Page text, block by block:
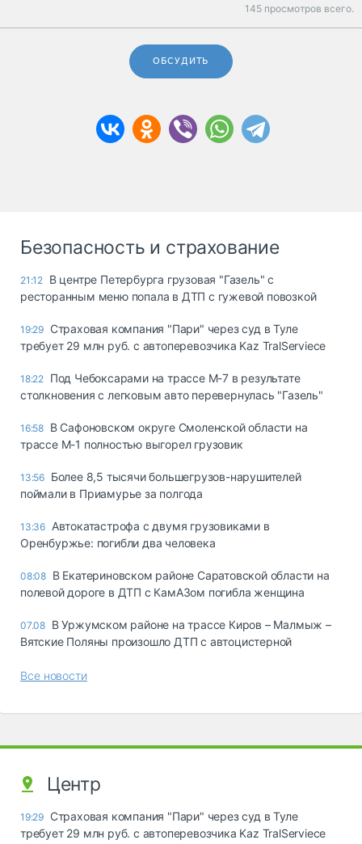
145 просмотров всего.
ОБСУДИТЬ
Безопасность и страхование
21:12 В центре Петербурга грузовая "Газель" с
ресторанным меню попала в ДТП с гужевой повозкой
19:29 Страховая компания "Пари" через суд в Туле
требует 29 млн руб. с автоперевозчика Kaz TralServiece
18:22 Под Чебоксарами на трассе М-7 в результате
столкновения с легковым авто перевернулась "Газель"
16:58 В Сафоновском округе Смоленской области на
трассе М-1 полностью выгорел грузовик
13:56 Более 8,5 тысячи большегрузов-нарушителей
поймали в Приамурье за полгода
13:36 Автокатастрофа с двумя грузовиками в
Оренбуржье: погибли два человека
08:08 В Екатериновском районе Саратовской области на
полевой дороге в ДТП с КамАЗом погибла женщина
07.08 В Уржумском районе на трассе Киров – Малмыж –
Вятские Поляны произошло ДТП с автоцистерной
Все новости
Центр
19:29 Страховая компания "Пари" через суд в Туле
требует 29 млн руб. с автоперевозчика Kaz TralServiece